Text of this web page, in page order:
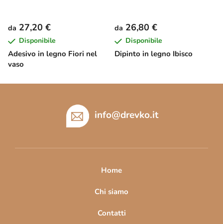
Adesivo in legno Fiori nel
vaso
da 27,20 €
Disponibile
Dipinto in legno Ibisco
da 26,80 €
Disponibile
info@drevko.it
Home
Chi siamo
Contatti